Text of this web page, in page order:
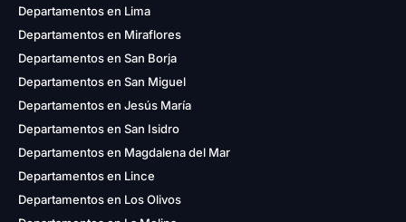
Departamentos en Lima
Departamentos en Miraflores
Departamentos en San Borja
Departamentos en San Miguel
Departamentos en Jesús María
Departamentos en San Isidro
Departamentos en Magdalena del Mar
Departamentos en Lince
Departamentos en Los Olivos